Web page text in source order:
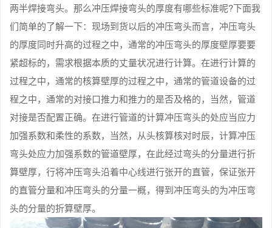
两半焊接弯头。那么冲压焊接弯头的厚度有哪些标准呢?下面我
们简单的了解一下：现场到货以后的冲压弯头而言，冲压弯头
的厚度同时升高的过程之中，通常的冲压弯头的厚度壁厚要要
紧超标的，需求根据本质的丈量状况进行计算。在进行计算的
过程之中，通常的核算壁厚的过程之中，通常的管道设备的过
程之中，通常的对接口推力和推力的是否及格的，当然，管道
对接是否配置正确。在进行管道的计算冲压弯头的处应当应力
加强系数和柔性的系数，当然，从头核算核对时辰，计算冲压
弯头处应力加强系数的管道壁厚，在此经过弯头的分量进行折
算壁厚，行将冲压弯头沿着中心线进行张开的直管，保证张开
的直管分量和冲压弯头的分量一概，得到冲压弯头的为冲压弯
头的分量的折算壁厚。